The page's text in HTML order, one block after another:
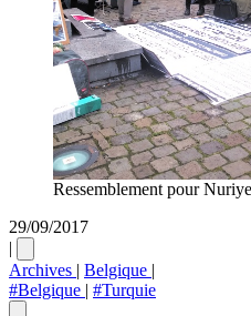
Ressemblement pour
29/09/2017
|
Archives | Belgique |
#Belgique | #Turquie